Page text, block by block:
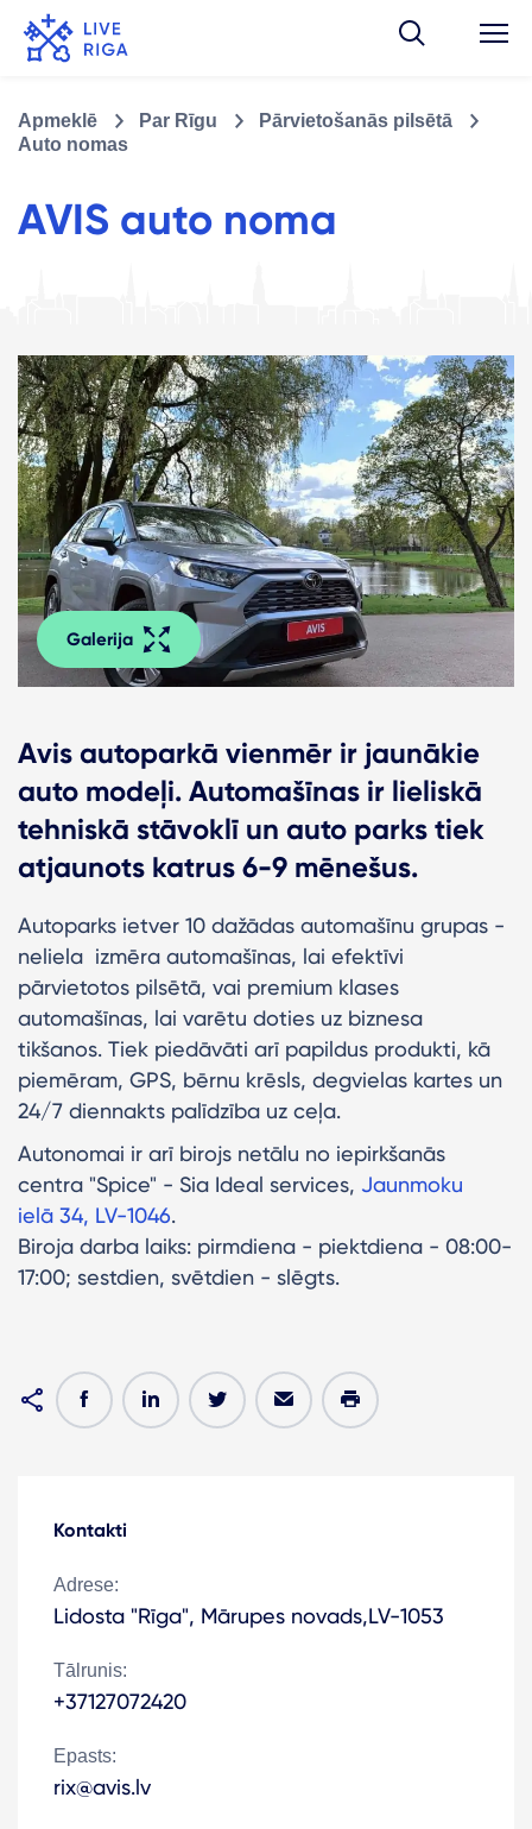
Apmeklē Par Rīgu
Pārvietošanās pilsētā
Auto nomas
AVIS auto noma
Galerija
Avis autoparkā vienmēr ir jaunākie
auto modeļi. Automašīnas ir lieliskā
tehniskā stāvoklī un auto parks tiek
atjaunots katrus 6-9 mēnešus.
Autoparks ietver 10 dažādas automašīnu grupas -
neliela izmēra automašīnas, lai efektīvi
pārvietotos pilsētā, vai premium klases
automašīnas, lai varētu doties uz biznesa
tikšanos. Tiek piedāvāti arī papildus produkti, kā
piemēram, GPS, bērnu krēsls, degvielas kartes un
24/7 diennakts palīdzība uz ceļa.
Autonomai ir arī birojs netālu no iepirkšanās
centra "Spice" - Sia Ideal services, Jaunmoku
ielā 34, LV-1046.
Biroja darba laiks: pirmdiena - piektdiena - 08:00-
17:00; sestdien, svētdien - slēgts.
Kontakti
Adrese:
Lidosta "Rīga", Mārupes novads,LV-1053
Tālrunis:
+37127072420
Epasts:
rix@avis.lv